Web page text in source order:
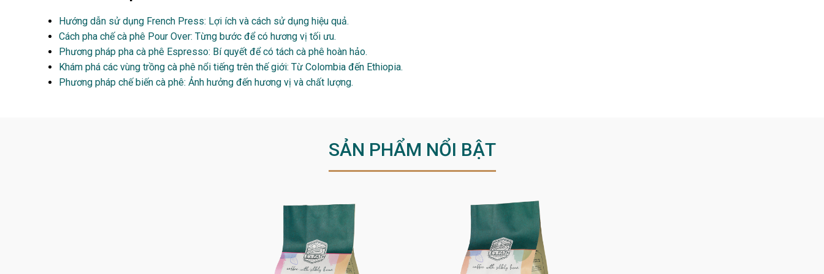
Hướng dẫn sử dụng French Press: Lợi ích và cách sử dụng hiệu quả.
Cách pha chế cà phê Pour Over: Từng bước để có hương vị tối ưu.
Phương pháp pha cà phê Espresso: Bí quyết để có tách cà phê hoàn hảo.
Khám phá các vùng trồng cà phê nổi tiếng trên thế giới: Từ Colombia đến Ethiopia.
Phương pháp chế biến cà phê: Ảnh hưởng đến hương vị và chất lượng.
SẢN PHẨM NỔI BẬT